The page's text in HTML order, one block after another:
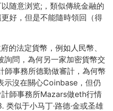
随意浏览;，類似傳統金融的
好，但是不能隨時領回（得
的法定貨幣，例如人民幣、
詢問，為何另一家加密貨幣交
事務所德勤做審計，為何幣
示沒在關心Coinbase，但仍
師事務所Mazars做eth行情
类似于小马丁·路德·金或圣雄